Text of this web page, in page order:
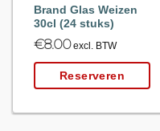
Brand Glas Weizen
30cl (24 stuks)
€8.00excl. BTW
Reserveren